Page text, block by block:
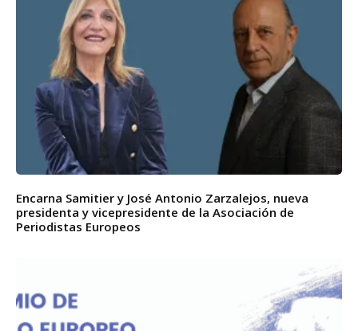
Encarna Samitier y José Antonio Zarzalejos, nueva
presidenta y vicepresidente de la Asociación de
Periodistas Europeos